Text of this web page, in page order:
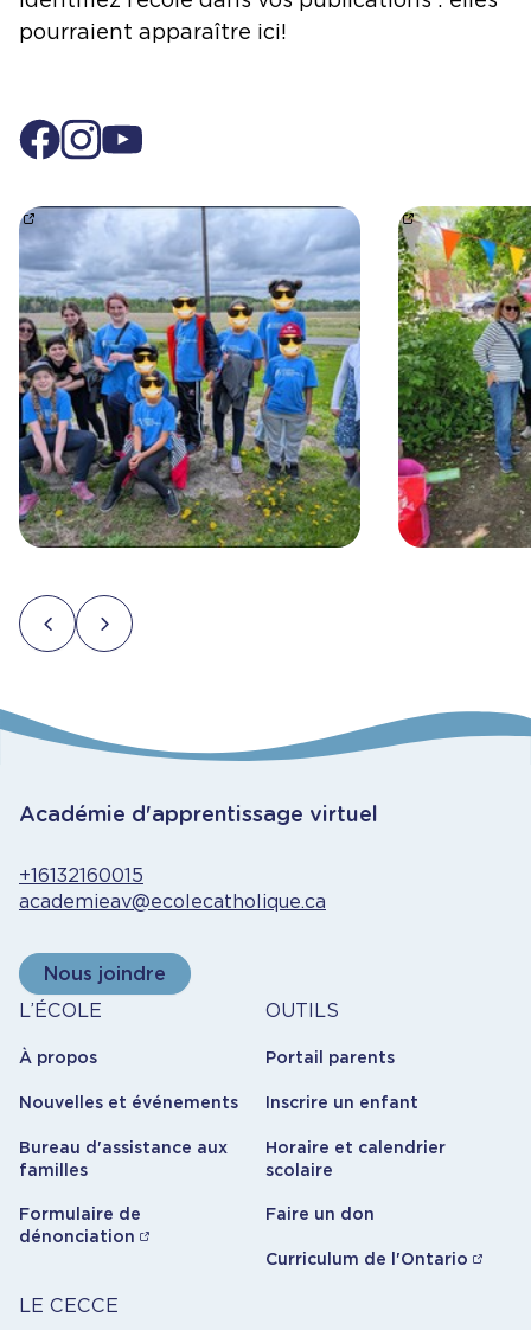
pourraient apparaître ici!
Projet en sciences – Flotte ou coule? Quelle belle
Académie d'apprentissage virtuel
+16132160015
academieav@ecolecatholique.ca
Nous joindre
À
propos
L’ÉCOLE
À propos
Nouvelles et événements
Bureau d'assistance aux
familles
Formulaire de
dénonciation
Outils
OUTILS
Portail parents
Inscrire un enfant
Horaire et calendrier
scolaire
Faire un don
Curriculum de l'Ontario
Carrière
LE CECCE